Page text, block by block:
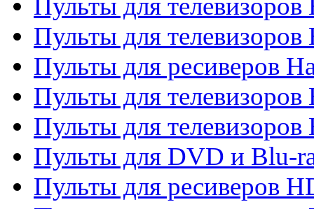
Пульты для телевизоров
Пульты для
Пульты для ресиверов
Пульты для телевизоров
Пульты для телевизоров
Пульты для DVD и Blu-
Пульты для ресиверов